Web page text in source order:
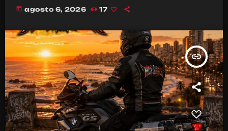
today agosto 6, 2026 17
insert_link